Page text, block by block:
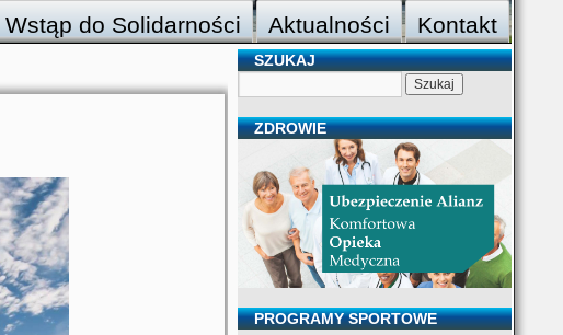
Wstąp do Solidarności Aktualności Kontakt
SZUKAJ
ZDROWIE
PROGRAMY SPORTOWE